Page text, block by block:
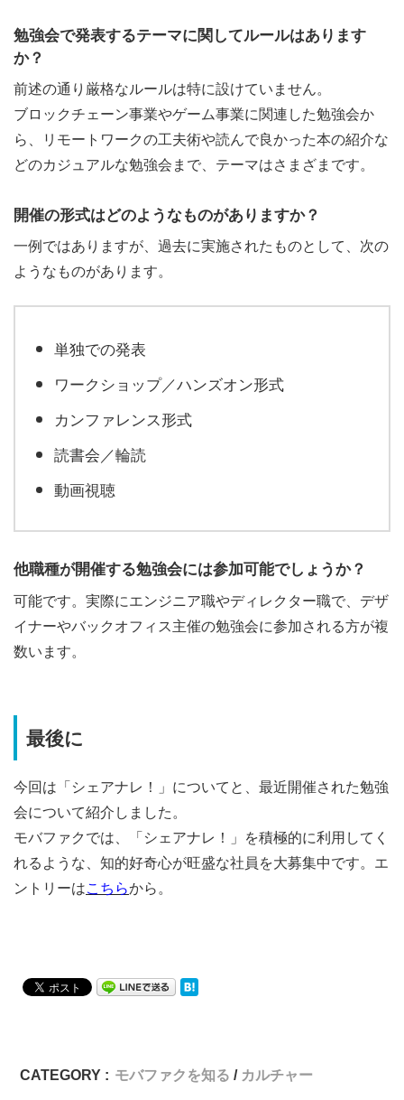
勉強会で発表するテーマに関してルールはあります
か？
前述の通り厳格なルールは特に設けていません。
ブロックチェーン事業やゲーム事業に関連した勉強会か
ら、リモートワークの工夫術や読んで良かった本の紹介な
どのカジュアルな勉強会まで、テーマはさまざまです。
開催の形式はどのようなものがありますか？
一例ではありますが、過去に実施されたものとして、次の
ようなものがあります。
単独での発表
ワークショップ／ハンズオン形式
カンファレンス形式
読書会／輪読
動画視聴
他職種が開催する勉強会には参加可能でしょうか？
可能です。実際にエンジニア職やディレクター職で、デザ
イナーやバックオフィス主催の勉強会に参加される方が複
数います。
最後に
今回は「シェアナレ！」についてと、最近開催された勉強
会について紹介しました。
モバファクでは、「シェアナレ！」を積極的に利用してく
れるような、知的好奇心が旺盛な社員を大募集中です。エ
ントリーはこちらから。
CATEGORY : モバファクを知る カルチャー